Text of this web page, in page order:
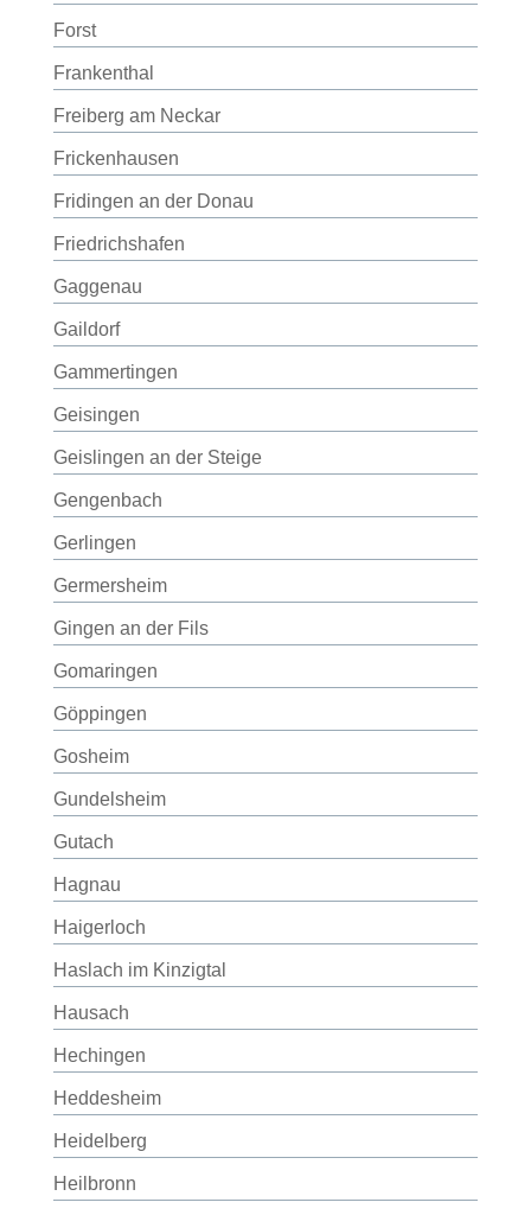
Forst
Frankenthal
Freiberg am Neckar
Frickenhausen
Fridingen an der Donau
Friedrichshafen
Gaggenau
Gaildorf
Gammertingen
Geisingen
Geislingen an der Steige
Gengenbach
Gerlingen
Germersheim
Gingen an der Fils
Gomaringen
Göppingen
Gosheim
Gundelsheim
Gutach
Hagnau
Haigerloch
Haslach im Kinzigtal
Hausach
Hechingen
Heddesheim
Heidelberg
Heilbronn